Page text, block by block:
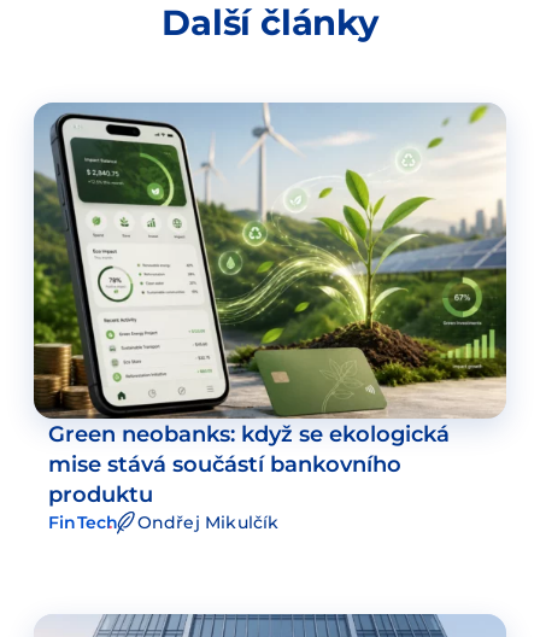
Další články
Green neobanks: když se ekologická
mise stává součástí bankovního
produktu
FinTech Ondřej Mikulčík